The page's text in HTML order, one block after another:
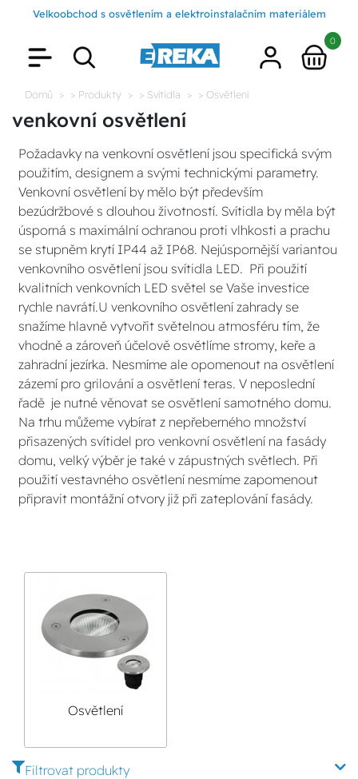
Velkoobchod s osvětlením a elektroinstalačním materiálem
0
Domů > Produkty > Svítidla > Osvětlení
venkovní osvětlení
Požadavky na venkovní osvětlení jsou specifická svým
použitím, designem a svými technickými parametry.
Venkovní osvětlení by mělo být především
bezúdržbové s dlouhou životností. Svítidla by měla být
úsporná s maximální ochranou proti vlhkosti a prachu
se stupněm krytí IP44 až IP68. Nejúspornější variantou
venkovního osvětlení jsou svítidla LED. Při použití
kvalitních venkovních LED světel se Vaše investice
rychle navrátí.U venkovního osvětlení zahrady se
snažíme hlavně vytvořit světelnou atmosféru tím, že
vhodně a zároveň účelově osvětlíme stromy, keře a
zahradní jezírka. Nesmíme ale opomenout na osvětlení
zázemí pro grilování a osvětlení teras. V neposlední
řadě je nutné věnovat se osvětlení samotného domu.
Na trhu můžeme vybírat z nepřeberného množství
přisazených svítidel pro venkovní osvětlení na fasády
domu, velký výběr je také v zápustných světlech. Při
použití vestavného osvětlení nesmíme zapomenout
připravit montážní otvory již při zateplování fasády.
Osvětlení
chodníků
Filtrovat produkty